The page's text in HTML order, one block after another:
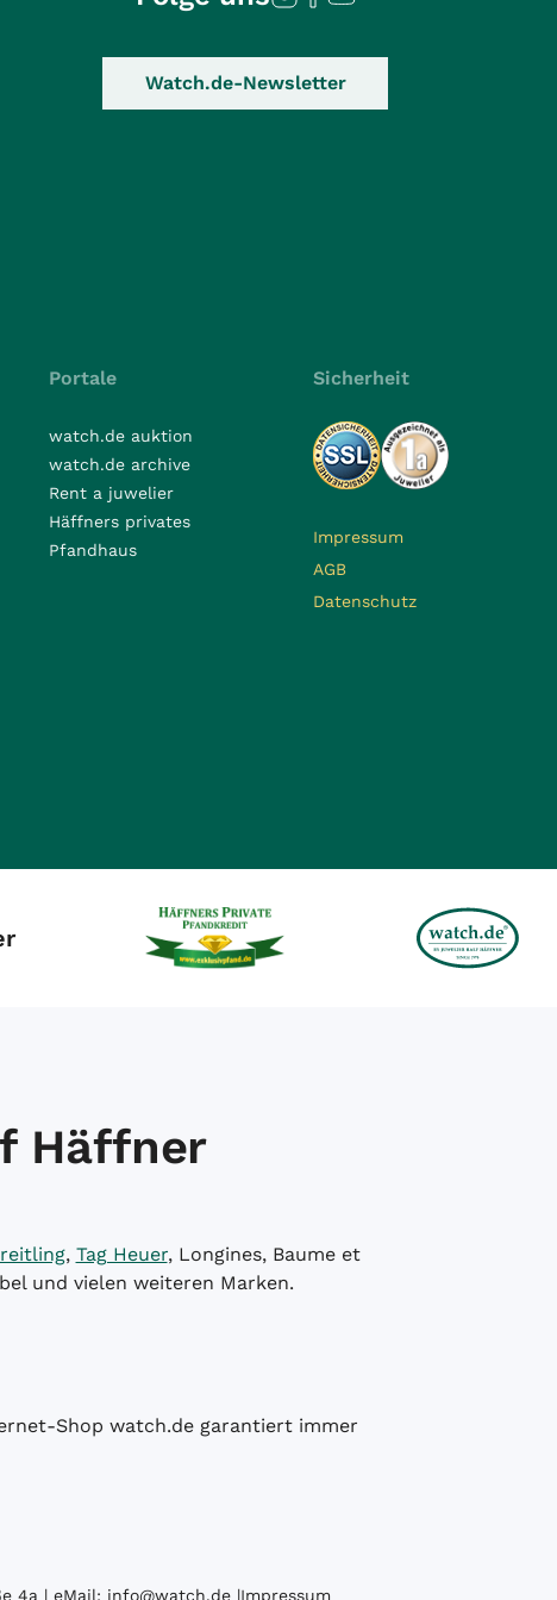
Watch.de-Newsletter
Portale
watch.de auktion
watch.de archive
Rent a juwelier
Häffners privates
Pfandhaus
Sicherheit
Impressum
AGB
Datenschutz
Häffner
, Tag Heuer, Longines, Baume et
und vielen weiteren Marken.
Shop watch.de garantiert immer
4a | eMail: info@watch.de|Impressum